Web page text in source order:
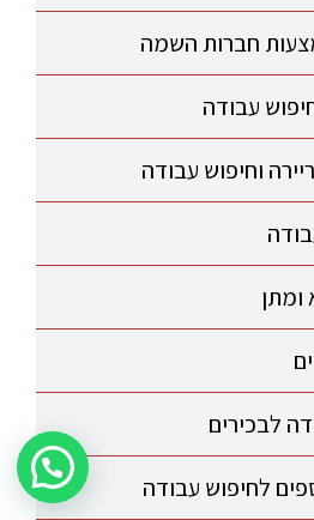
חברות השמה
עבודה
וחיפוש עבודה
ומתן
לבכירים
לחיפוש עבודה